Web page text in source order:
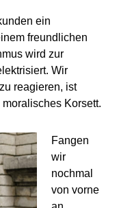
ein
freundlichen
wird zur
Wir
reagieren, ist
Korsett.
Fangen
wir
nochmal
von vorne